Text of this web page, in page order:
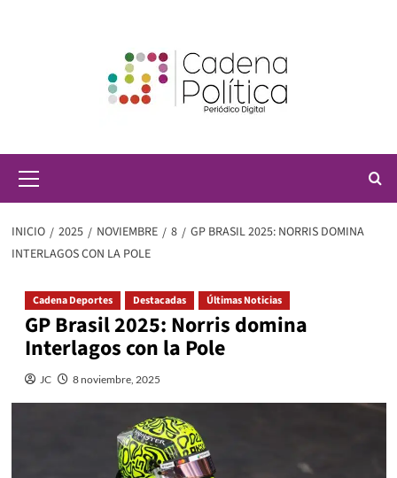
principal
INICIO 2025 NOVIEMBRE 8
GP BRASIL 2025: NORRIS DOMINA
INTERLAGOS CON LA POLE
Cadena Deportes Destacadas Últimas Noticias
GP Brasil 2025: Norris domina
Interlagos con la Pole
JC 8 noviembre, 2025